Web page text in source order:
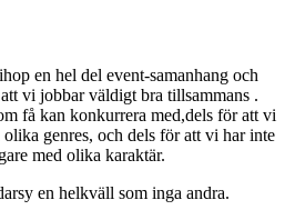
en hel del event-samanhang och
vi jobbar väldigt bra tillsammans .
få kan konkurrera med,dels för att vi
genres, och dels för att vi har inte
med olika karaktär.
en helkväll som inga andra.